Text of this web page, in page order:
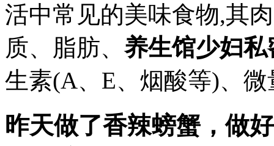
活中常见的美味食物,其
质、脂肪、养生馆少妇
生素(A、E、烟酸等)、微
昨天做了香辣螃蟹，做